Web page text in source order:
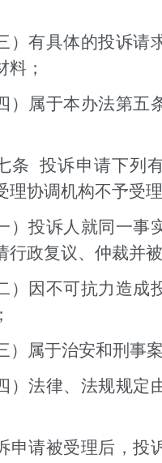
）有具体的投诉请
料；
）属于本办法第五
条 投诉申请下列
理协调机构不予受理
）投诉人就同一事
行政复议、仲裁并被
）因不可抗力造成
）属于治安和刑事
）法律、法规规定
申请被受理后，投